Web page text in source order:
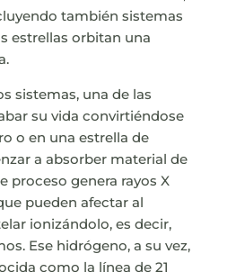
también sistemas
estrellas orbitan una
sistemas, una de las
su vida convirtiéndose
o en una estrella de
a absorber material de
proceso genera rayos X
pueden afectar al
ionizándolo, es decir,
Ese hidrógeno, a su vez,
como la línea de 21